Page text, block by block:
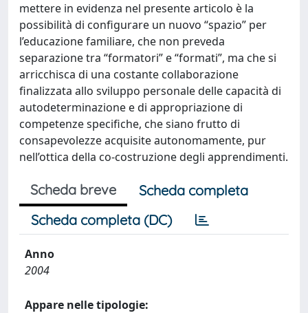
mettere in evidenza nel presente articolo è la
possibilità di configurare un nuovo “spazio” per
l’educazione familiare, che non preveda
separazione tra “formatori” e “formati”, ma che si
arricchisca di una costante collaborazione
finalizzata allo sviluppo personale delle capacità di
autodeterminazione e di appropriazione di
competenze specifiche, che siano frutto di
consapevolezze acquisite autonomamente, pur
nell’ottica della co-costruzione degli apprendimenti.
Scheda breve
Scheda completa
Scheda completa (DC)
Anno
2004
Appare nelle tipologie: